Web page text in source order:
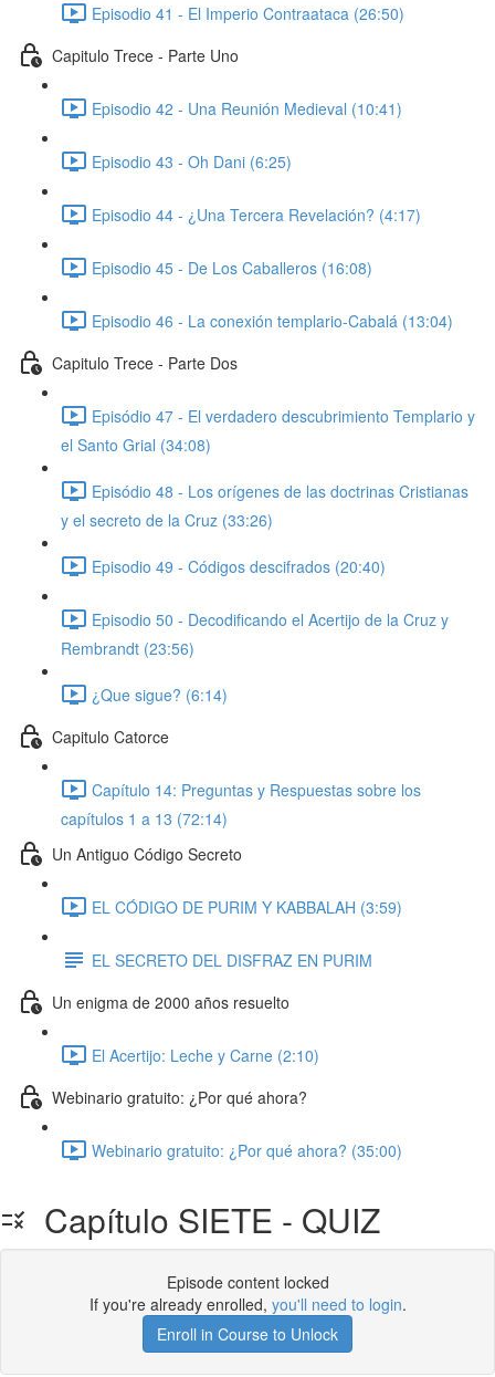
Episodio 41 - El Imperio Contraataca (26:50)
Capitulo Trece - Parte Uno
Episodio 42 - Una Reunión Medieval (10:41)
Episodio 43 - Oh Dani (6:25)
Episodio 44 - ¿Una Tercera Revelación? (4:17)
Episodio 45 - De Los Caballeros (16:08)
Episodio 46 - La conexión templario-Cabalá (13:04)
Capitulo Trece - Parte Dos
Episódio 47 - El verdadero descubrimiento Templario y
el Santo Grial (34:08)
Episódio 48 - Los orígenes de las doctrinas Cristianas
y el secreto de la Cruz (33:26)
Episodio 49 - Códigos descifrados (20:40)
Episodio 50 - Decodificando el Acertijo de la Cruz y
Rembrandt (23:56)
¿Que sigue? (6:14)
Capitulo Catorce
Capítulo 14: Preguntas y Respuestas sobre los
capítulos 1 a 13 (72:14)
Un Antiguo Código Secreto
EL CÓDIGO DE PURIM Y KABBALAH (3:59)
EL SECRETO DEL DISFRAZ EN PURIM
Un enigma de 2000 años resuelto
El Acertijo: Leche y Carne (2:10)
Webinario gratuito: ¿Por qué ahora?
Webinario gratuito: ¿Por qué ahora? (35:00)
Capítulo SIETE - QUIZ
Episode content locked
If you're already enrolled, you'll need to login.
Enroll in Course to Unlock